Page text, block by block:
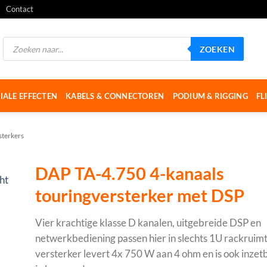
Contact
Producten
zoeken
ZOEKEN
EFFECTEN KABELS & CONNECTOREN PODIUM & RIGGING
DAP TA-4.750 4-kanaals
touringversterker met DSP
Vier krachtige klasse D kanalen, uitgebreide DSP en
netwerkbediening passen hier in slechts 1U
versterker levert 4x 750 W aan 4 ohm en is ook